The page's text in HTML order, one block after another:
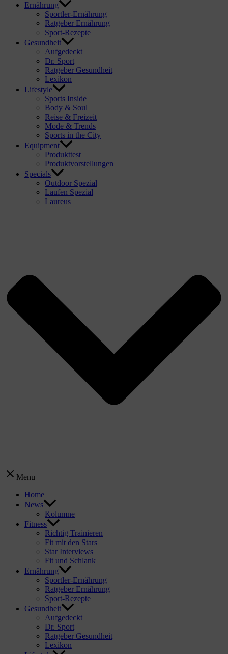
Ernährung
Sportler-Ernährung
Ratgeber Ernährung
Sport-Rezepte
Gesundheit
Aufgedeckt
Dr. Sport
Ratgeber Gesundheit
Lexikon
Lifestyle
Sports Inside
Body & Soul
Reise & Freizeit
Mode & Trends
Sports in the City
Equipment
Produkttest
Produktvorstellungen
Specials
Outdoor Spezial
Laufen Spezial
Laureus
Menu
Home
News
Kolumne
Fitness
Richtig Trainieren
Fit mit den Stars
Star Interviews
Fit und Schlank
Ernährung
Sportler-Ernährung
Ratgeber Ernährung
Sport-Rezepte
Gesundheit
Aufgedeckt
Dr. Sport
Ratgeber Gesundheit
Lexikon